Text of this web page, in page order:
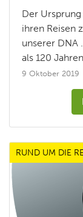
Der
ihren Reisen
unserer DNA
als 120
9 Oktober 2019
RUND UM DIE